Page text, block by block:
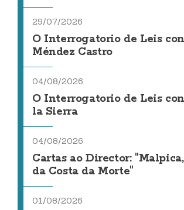
29/07/2026
O Interrogatorio de Leis
Méndez Castro
04/08/2026
O Interrogatorio de Leis
la Sierra
04/08/2026
Cartas ao Director:
da Costa da Morte"
01/08/2026